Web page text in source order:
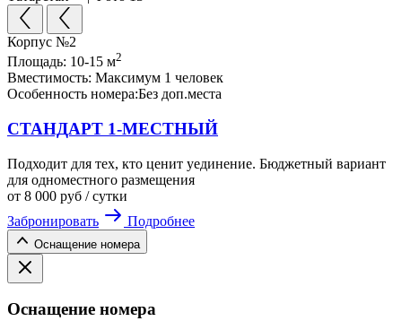
Корпус №2
Площадь: 10-15 м2
Вместимость: Максимум 1 человек
Особенность номера:Без доп.места
СТАНДАРТ 1-МЕСТНЫЙ
Подходит для тех, кто ценит уединение. Бюджетный вариант
для одноместного размещения
от 8 000 руб / сутки
Забронировать
Подробнее
Оснащение номера
Оснащение номера